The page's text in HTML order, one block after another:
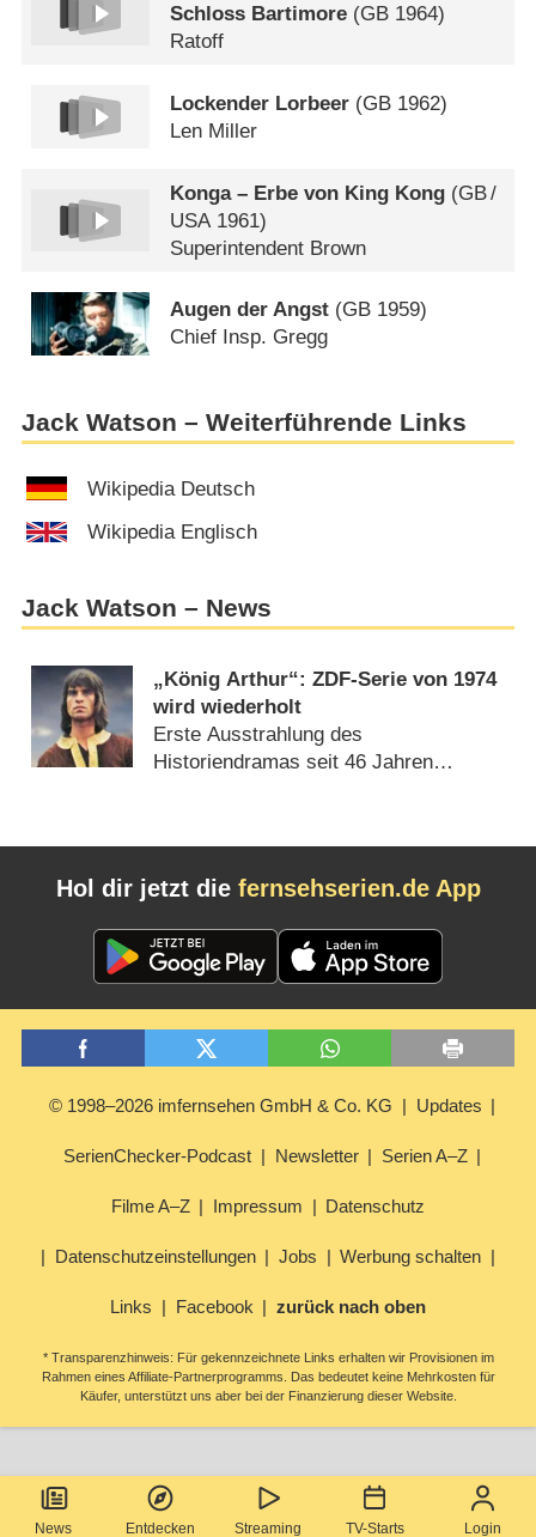
News Entdecken Streaming TV-Starts Login
Schloss Bartimore (GB 1964)
Ratoff
Lockender Lorbeer (GB 1962)
Len Miller
Konga – Erbe von King Kong (GB/
USA 1961)
Superintendent Brown
Augen der Angst (GB 1959)
Chief Insp. Gregg
Jack Watson – Weiterführende Links
Wikipedia Deutsch
Wikipedia Englisch
Jack Watson – News
„König Arthur“: ZDF-Serie von 1974
wird wiederholt
Erste Ausstrahlung des
Historiendramas seit 46 Jahren
Hol dir jetzt die fernsehserien.de App
© 1998–2026 imfernsehen GmbH & Co. KG Updates
SerienChecker-Podcast Newsletter Serien A–Z
Filme A–Z Impressum Datenschutz
Datenschutzeinstellungen Jobs Werbung schalten
Links Facebook zurück nach oben
* Transparenzhinweis: Für gekennzeichnete Links erhalten wir Provisionen im
Rahmen eines Affiliate-Partnerprogramms. Das bedeutet keine Mehrkosten für
Käufer, unterstützt uns aber bei der Finanzierung dieser Website.